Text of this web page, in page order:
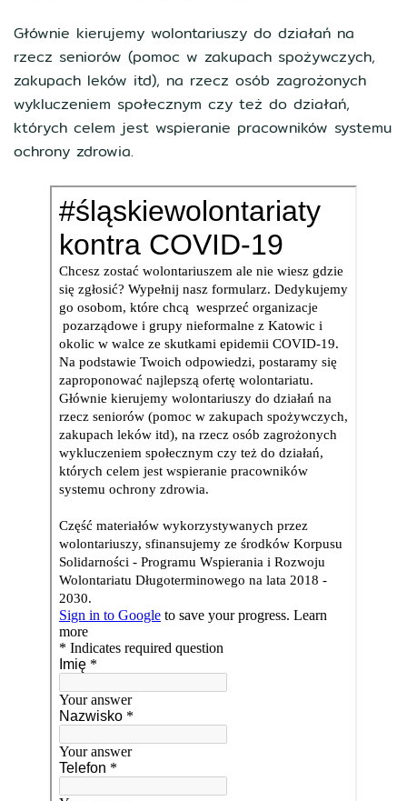
Głównie kierujemy wolontariuszy do działań na
rzecz seniorów (pomoc w zakupach spożywczych,
zakupach leków itd), na rzecz osób zagrożonych
wykluczeniem społecznym czy też do działań,
których celem jest wspieranie pracowników systemu
ochrony zdrowia.